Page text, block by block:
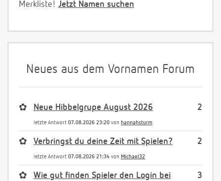
Merkliste! Jetzt Namen suchen
Neues aus dem Vornamen Forum
2
✿ Neue Hibbelgrupe August 2026
letzte Antwort 07.08.2026 23:20 von hannahsturm
2
✿ Verbringst du deine Zeit mit Spielen?
letzte Antwort 07.08.2026 21:34 von Michael32
3
✿
Wie gut finden Spieler den Login bei